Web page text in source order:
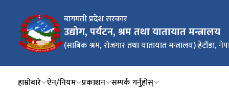
बागमती प्रदेश सरकार
उद्योग, पर्यटन, श्रम तथा यातायात मन्त्रालय
(साबिक श्रम, रोजगार तथा यातायात मन्त्रालय) हेटौंडा,
हाम्रोबारे ऐन/नियम प्रकाशन सम्पर्क गर्नुहोस्